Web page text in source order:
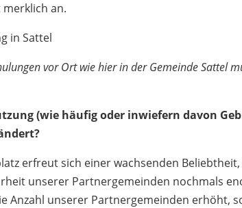
an.
vor Ort wie hier in der Gemeinde Sattel
(wie häufig oder inwiefern davon
erfreut sich einer wachsenden
unserer Partnergemeinden nochmals
Anzahl unserer Partnergemeinden erhöht,